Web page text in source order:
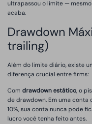
ultrapassou o limite —
acaba.
Drawdown
trailing)
Além do limite diário, existe
diferença crucial entre firms:
Com drawdown estático, o
de drawdown. Em uma conta
10%, sua conta nunca pode
lucro você tenha feito antes.